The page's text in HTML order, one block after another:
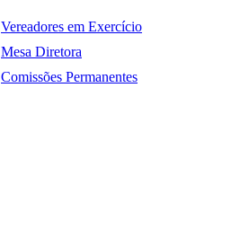
Vereadores em Exercício
Mesa Diretora
Comissões Permanentes